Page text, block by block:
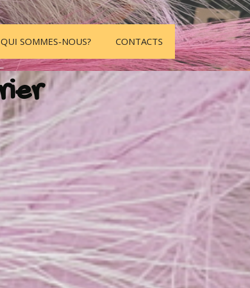
QUI SOMMES-NOUS? CONTACTS